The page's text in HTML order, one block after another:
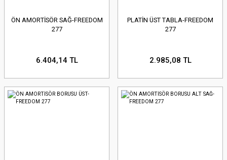
ÖN AMORTİSÖR SAĞ-FREEDOM
277
6.404,14 TL
PLATİN ÜST TABLA-FREEDOM
277
2.985,08 TL